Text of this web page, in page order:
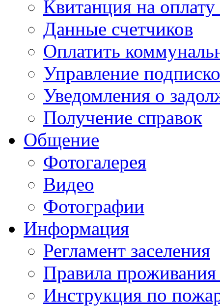
Квитанция на
Данные счетчиков
Оплатить
Управление
Уведомления о
Получение справок
Общение
Фотогалерея
Видео
Фотографии
Информация
Регламент заселения
Правила
Инструкция по